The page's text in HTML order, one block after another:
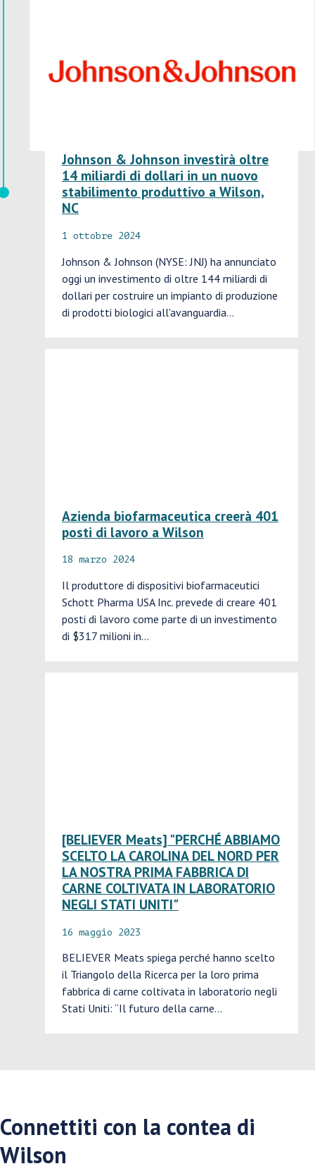
Johnson & Johnson investirà oltre
14 miliardi di dollari in un nuovo
stabilimento produttivo a Wilson,
NC
1 ottobre 2024
Johnson & Johnson (NYSE: JNJ) ha annunciato
oggi un investimento di oltre 144 miliardi di
dollari per costruire un impianto di produzione
di prodotti biologici all'avanguardia…
Azienda biofarmaceutica creerà 401
posti di lavoro a Wilson
18 marzo 2024
Il produttore di dispositivi biofarmaceutici
Schott Pharma USA Inc. prevede di creare 401
posti di lavoro come parte di un investimento
di $317 milioni in...
[BELIEVER Meats] "PERCHÉ ABBIAMO
SCELTO LA CAROLINA DEL NORD PER
LA NOSTRA PRIMA FABBRICA DI
CARNE COLTIVATA IN LABORATORIO
NEGLI STATI UNITI"
16 maggio 2023
BELIEVER Meats spiega perché hanno scelto
il Triangolo della Ricerca per la loro prima
fabbrica di carne coltivata in laboratorio negli
Stati Uniti: “Il futuro della carne…
Connettiti con la contea di
Wilson